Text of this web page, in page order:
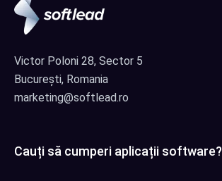
Victor Poloni 28, Sector 5
București, Romania
marketing@softlead.ro
Cauți să cumperi aplicații software?